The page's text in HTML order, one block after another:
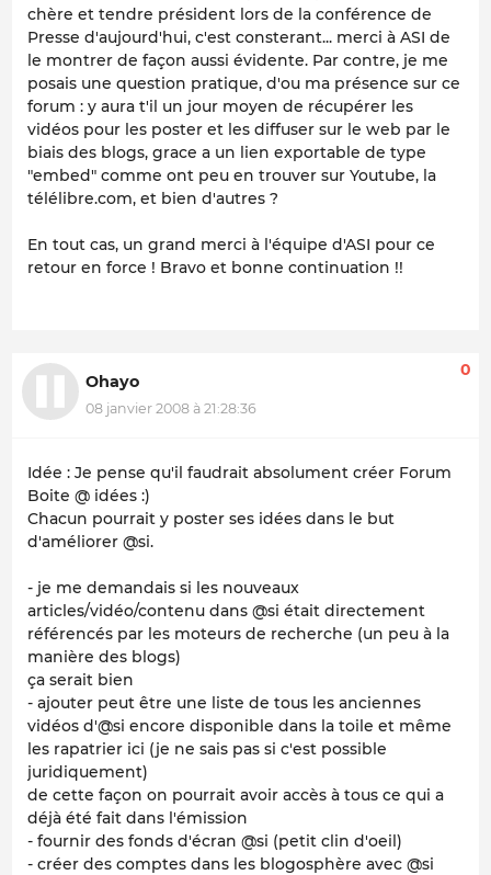
chère et tendre président lors de la conférence de
Presse d'aujourd'hui, c'est consterant... merci à ASI de
le montrer de façon aussi évidente. Par contre, je me
posais une question pratique, d'ou ma présence sur ce
forum : y aura t'il un jour moyen de récupérer les
vidéos pour les poster et les diffuser sur le web par le
biais des blogs, grace a un lien exportable de type
"embed" comme ont peu en trouver sur Youtube, la
télélibre.com, et bien d'autres ?
En tout cas, un grand merci à l'équipe d'ASI pour ce
retour en force ! Bravo et bonne continuation !!
Ohayo
08 janvier 2008 à 21:28:36
0
Idée : Je pense qu'il faudrait absolument créer Forum
Boite @ idées :)
Chacun pourrait y poster ses idées dans le but
d'améliorer @si.
- je me demandais si les nouveaux
articles/vidéo/contenu dans @si était directement
référencés par les moteurs de recherche (un peu à la
manière des blogs)
ça serait bien
- ajouter peut être une liste de tous les anciennes
vidéos d'@si encore disponible dans la toile et même
les rapatrier ici (je ne sais pas si c'est possible
juridiquement)
de cette façon on pourrait avoir accès à tous ce qui a
déjà été fait dans l'émission
- fournir des fonds d'écran @si (petit clin d'oeil)
- créer des comptes dans les blogosphère avec @si